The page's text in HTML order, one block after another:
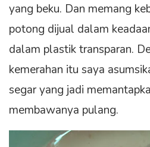
yang beku. Dan memang
potong dijual dalam
dalam plastik transparan.
kemerahan itu saya
segar yang jadi
membawanya pulang.